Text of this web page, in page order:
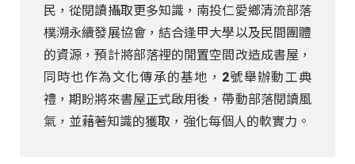
民，從閱讀攝取更多知識，南投仁愛鄉清流部落
樸溯永續發展協會，結合逢甲大學以及民間團體
的資源，預計將部落裡的閒置空間改造成書屋，
同時也作為文化傳承的基地，2號舉辦動工典
禮，期盼將來書屋正式啟用後，帶動部落閱讀風
氣，並藉著知識的獲取，強化每個人的軟實力。